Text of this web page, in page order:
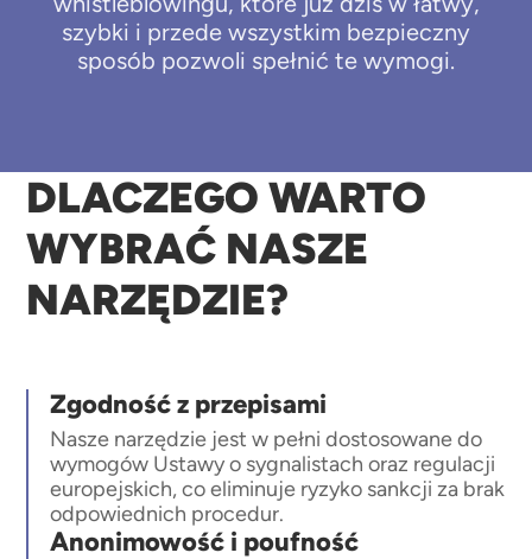
szybki i przede wszystkim bezpieczny
sposób pozwoli spełnić te wymogi.
DLACZEGO WARTO
WYBRAĆ NASZE
NARZĘDZIE?
Zgodność z przepisami
Nasze narzędzie jest w pełni dostosowane do
wymogów Ustawy o sygnalistach oraz regulacji
europejskich, co eliminuje ryzyko sankcji za brak
odpowiednich procedur.
Anonimowość i poufność